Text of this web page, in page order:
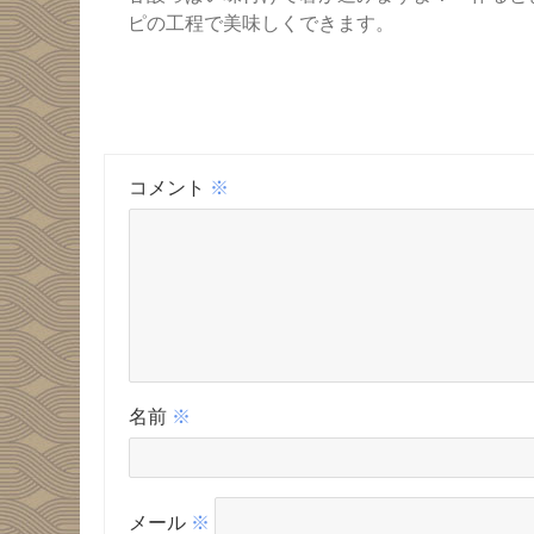
ピの工程で美味しくできます。
コメント ※
名前 ※
メール ※